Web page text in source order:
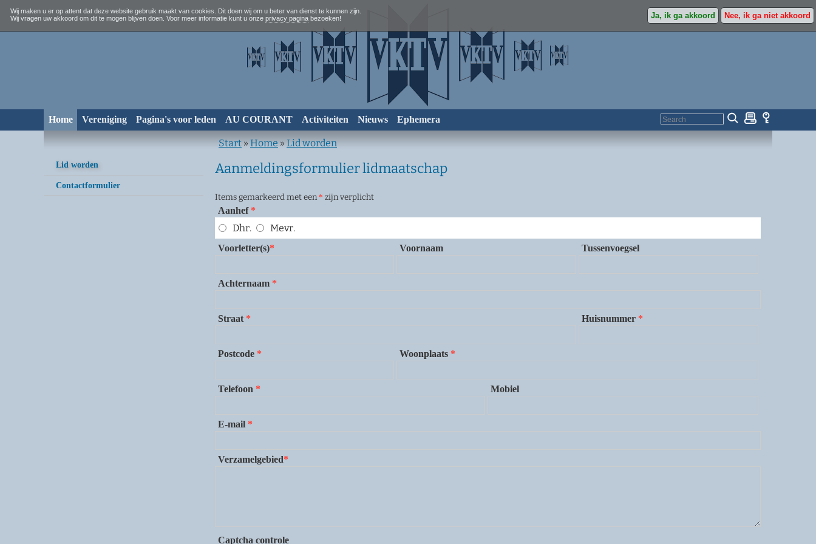
Wij maken u er op attent dat deze website gebruik maakt van cookies. Dit doen wij om u beter van dienst te kunnen zijn.
Wij vragen uw akkoord om dit te mogen blijven doen. Voor meer informatie kunt u onze privacy pagina bezoeken! Ja, ik ga akkoord Nee, ik ga niet akkoord
Home Vereniging Pagina's voor leden AU COURANT Activiteiten Nieuws Ephemera
Start»Home»Lid worden
Lid worden
Contactformulier
Aanmeldingsformulier lidmaatschap
Items gemarkeerd met een * zijn verplicht
Aanhef *
Dhr. Mevr.
Voorletter(s)* Voornaam Tussenvoegsel
Achternaam *
Straat * Huisnummer *
Postcode * Woonplaats *
Telefoon * Mobiel
E-mail *
Verzamelgebied*
Captcha controle